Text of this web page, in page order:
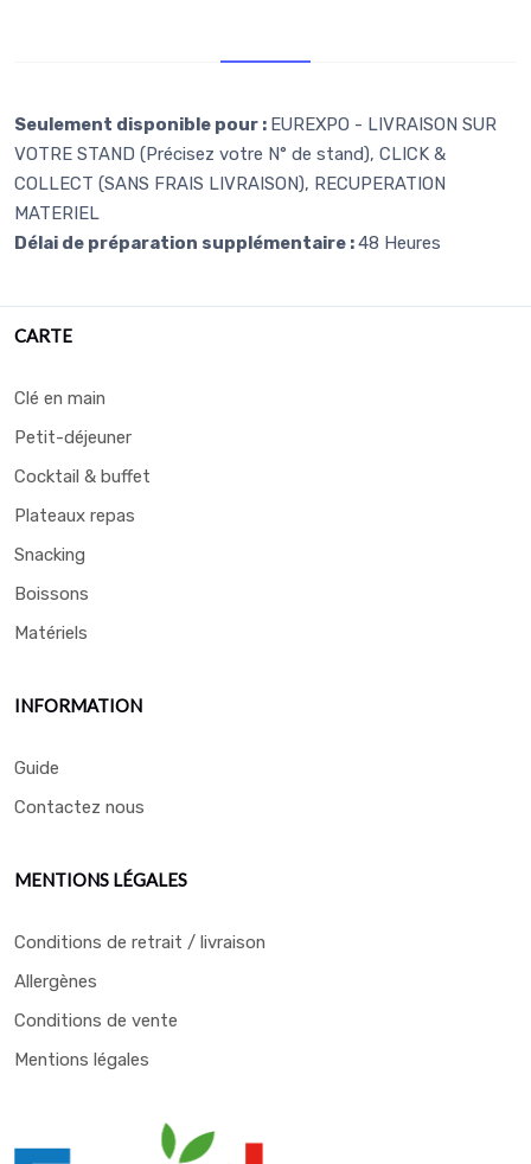
Seulement disponible pour : EUREXPO - LIVRAISON SUR
VOTRE STAND (Précisez votre N° de stand), CLICK &
COLLECT (SANS FRAIS LIVRAISON), RECUPERATION
MATERIEL
Délai de préparation supplémentaire :48 Heures
CARTE
Clé en main
Petit-déjeuner
Cocktail & buffet
Plateaux repas
Snacking
Boissons
Matériels
INFORMATION
Guide
Contactez nous
MENTIONS LÉGALES
Conditions de retrait / livraison
Allergènes
Conditions de vente
Mentions légales